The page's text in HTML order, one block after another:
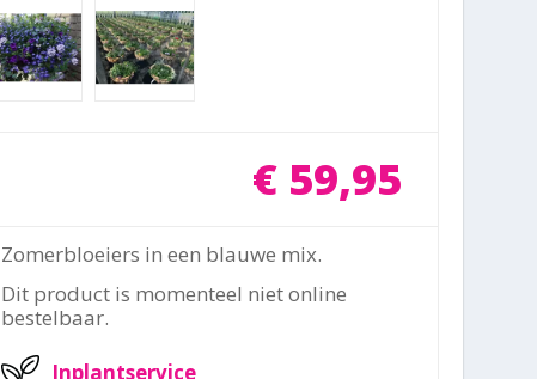
€ 59,95
Zomerbloeiers in een blauwe mix.
Dit product is momenteel niet online
bestelbaar.
Inplantservice